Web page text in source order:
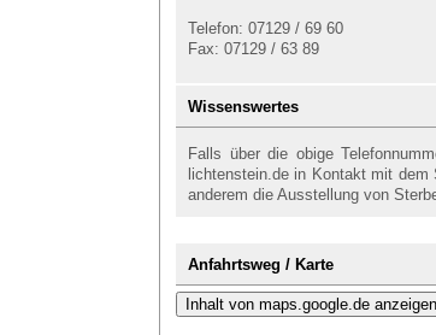
Telefon: 07129 / 69 60
Fax: 07129 / 63 89
Wissenswertes
Falls über die obige
lichtenstein.de in Kontakt mit
anderem die Ausstellung von
Anfahrtsweg / Karte
Inhalt von maps.google.de anzeigen